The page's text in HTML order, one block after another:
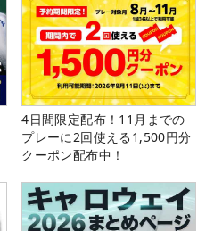
4日間限定配布！11月までの
プレーに2回使える1,500円分
クーポン配布中！